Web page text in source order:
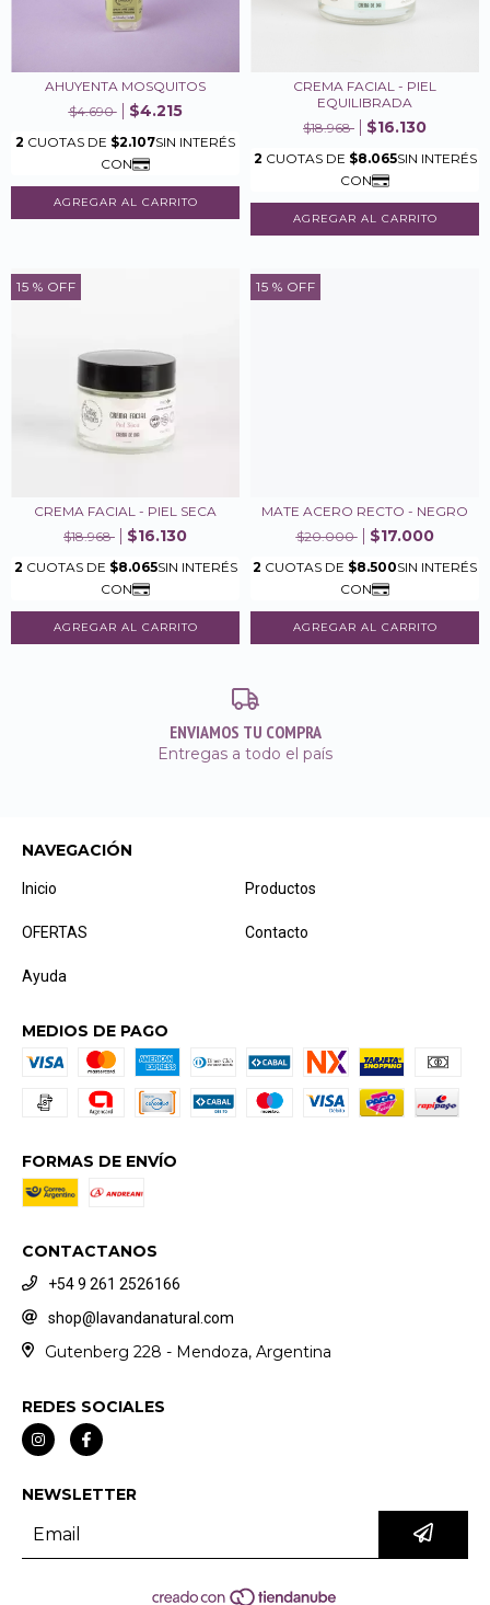
AHUYENTA MOSQUITOS
$4.690
$4.215
CREMA FACIAL - PIEL
EQUILIBRADA
$18.968
$16.130
15 % OFF
CREMA FACIAL - PIEL SECA
$18.968
$16.130
15 % OFF
MATE ACERO RECTO - NEGRO
$20.000
$17.000
ENVIAMOS TU COMPRA
Entregas a todo el país
NAVEGACIÓN
Inicio Productos
OFERTAS Contacto
Ayuda
MEDIOS DE PAGO
FORMAS DE ENVÍO
CONTACTANOS
+54 9 261 2526166
shop@lavandanatural.com
Gutenberg 228 - Mendoza, Argentina
REDES SOCIALES
NEWSLETTER